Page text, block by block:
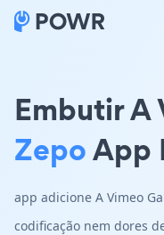
Embutir A
ZepoApp
app adicione A Vimeo
codificação nem dores